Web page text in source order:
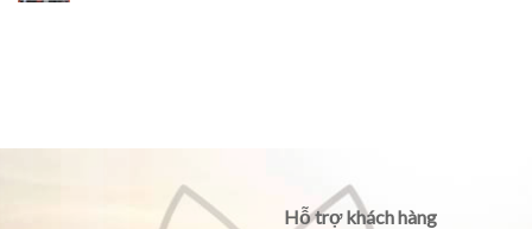
Hỗ trợ khách hàng